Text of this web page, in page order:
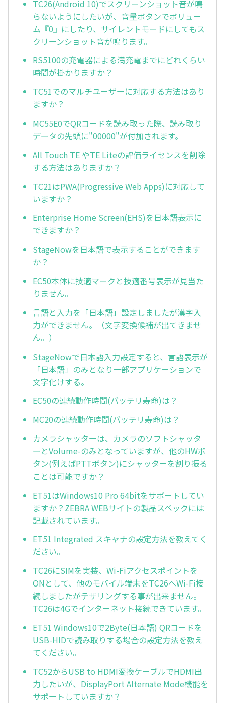
TC26(Android 10)でスクリーンショット音が鳴
らないようにしたいが、音量ボタンでボリュー
ム『0』にしたり、サイレントモードにしてもス
クリーンショット音が鳴ります。
RS5100の充電器による満充電までにどれくらい
時間が掛かりますか？
TC51でのマルチユーザーに対応する方法はあり
ますか？
MC55E0でQRコードを読み取った際、読み取り
データの先頭に"00000"が付加されます。
All Touch TE やTE Liteの評価ライセンスを削除
する方法はありますか？
TC21はPWA(Progressive Web Apps)に対応して
いますか？
Enterprise Home Screen(EHS)を日本語表示に
できますか？
StageNowを日本語で表示することができます
か？
EC50本体に技適マークと技適番号表示が見当た
りません。
言語と入力を「日本語」設定しましたが漢字入
力ができません。（文字変換候補が出てきませ
ん。）
StageNowで日本語入力設定すると、言語表示が
「日本語」のみとなり一部アプリケーションで
文字化けする。
EC50の連続動作時間(バッテリ寿命)は？
MC20の連続動作時間(バッテリ寿命)は？
カメラシャッターは、カメラのソフトシャッタ
ーとVolume-のみとなっていますが、他のHWボ
タン(例えばPTTボタン)にシャッターを割り振る
ことは可能ですか？
ET51はWindows10 Pro 64bitをサポートしてい
ますか？ZEBRA WEBサイトの製品スペックには
記載されています。
ET51 Integrated スキャナの設定方法を教えてく
ださい。
TC26にSIMを実装、Wi-Fiアクセスポイントを
ONとして、他のモバイル端末をTC26へWi-Fi接
続しましたがテザリングする事が出来ません。
TC26は4Gでインターネット接続できています。
ET51 Windows10で2Byte(日本語) QRコードを
USB-HIDで読み取りする場合の設定方法を教え
てください。
TC52からUSB to HDMI変換ケーブルでHDMI出
力したいが、DisplayPort Alternate Mode機能を
サポートしていますか？